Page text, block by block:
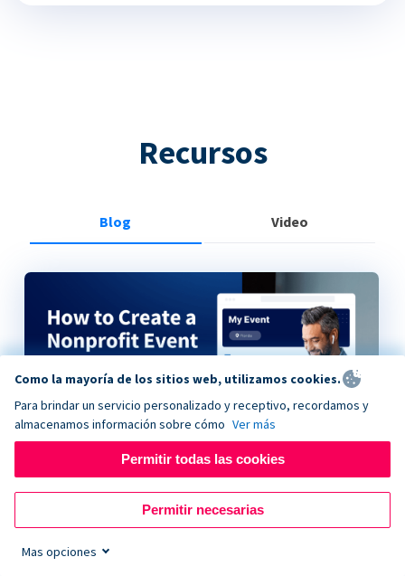
Recursos
Blog Video
How to Create a Nonprofit Event on Donorbox
Como la mayoría de los sitios web, utilizamos cookies.
Para brindar un servicio personalizado y receptivo, recordamos y
almacenamos información sobre cómo Ver más
Permitir todas las cookies
Permitir necesarias
Mas opciones